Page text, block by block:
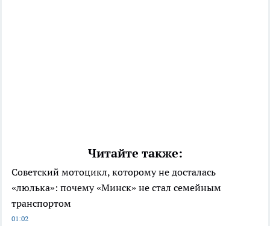
Читайте также:
Советский мотоцикл, которому не досталась
«люлька»: почему «Минск» не стал семейным
транспортом
01:02